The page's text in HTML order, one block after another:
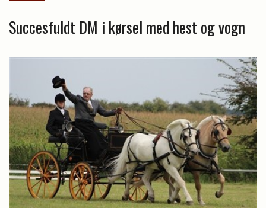
Succesfuldt DM i kørsel med hest og vogn